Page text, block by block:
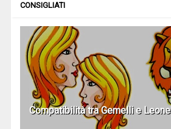
CONSIGLIATI
Compatibilità tra Gemelli e